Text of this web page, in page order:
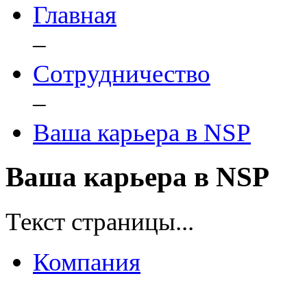
Главная
–
Сотрудничество
–
Ваша карьера в NSP
Ваша карьера в NSP
Текст страницы...
Компания